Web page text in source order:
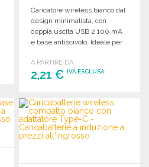
Caricatore wireless bianco dal
design minimalista, con
doppia uscita USB 2 100 mA
e base antiscivolo. Ideale per
A PARTIRE DA
2,21 €IVA ESCLUSA
ORDINARE
Richiedi un preventivo